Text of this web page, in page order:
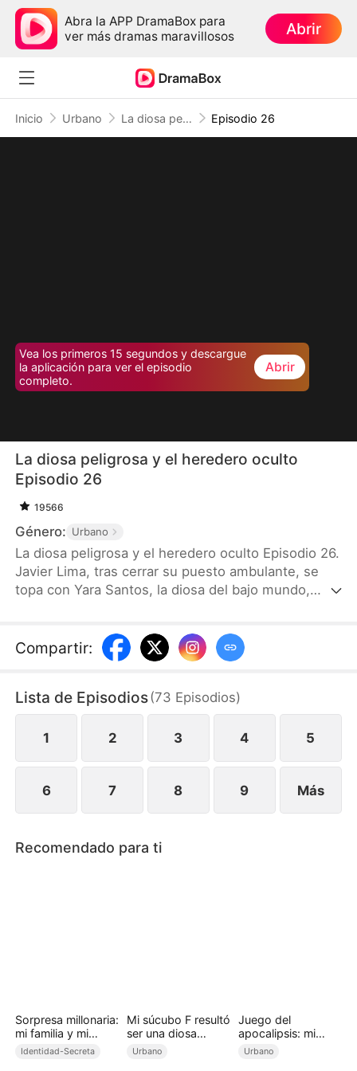
Abra la APP DramaBox para
ver más dramas maravillosos
Abrir
Inicio Urbano La diosa peligrosa y el heredero oculto Episodio 26
Vea los primeros 15 segundos y descargue
la aplicación para ver el episodio
completo.
Abrir
La diosa peligrosa y el heredero oculto
Episodio 26
19566
Género: Urbano
La diosa peligrosa y el heredero oculto Episodio 26.
Javier Lima, tras cerrar su puesto ambulante, se
topa con Yara Santos, la diosa del bajo mundo,
secuestra a miembros del Clan Nicto, desatando
un enfrentamiento mortal. En el momento crítico,
Grupo Lima, llega y revela que él es el único
heredero de la poderosa familia Lima.
Compartir:
Lista de Episodios(73 Episodios)
1 2 3 4 5
6 7 8 9 Más
Recomendado para ti
Sorpresa millonaria:
mi familia y mi
esposa son
Identidad-Secreta
Mi súcubo F resultó
ser una diosa
oculta (Doblado)
Urbano
Juego del
apocalipsis: mi
refugio evoluciona
Urbano